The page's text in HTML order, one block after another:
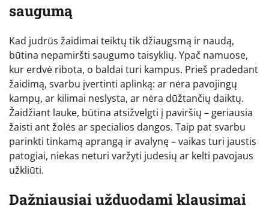
saugumą
Kad judrūs žaidimai teiktų tik džiaugsmą ir naudą,
būtina nepamiršti saugumo taisyklių. Ypač namuose,
kur erdvė ribota, o baldai turi kampus. Prieš pradedant
žaidimą, svarbu įvertinti aplinką: ar nėra pavojingų
kampų, ar kilimai neslysta, ar nėra dūžtančių daiktų.
Žaidžiant lauke, būtina atsižvelgti į paviršių – geriausia
žaisti ant žolės ar specialios dangos. Taip pat svarbu
parinkti tinkamą aprangą ir avalynę – vaikas turi jaustis
patogiai, niekas neturi varžyti judesių ar kelti pavojaus
užkliūti.
Dažniausiai užduodami klausimai